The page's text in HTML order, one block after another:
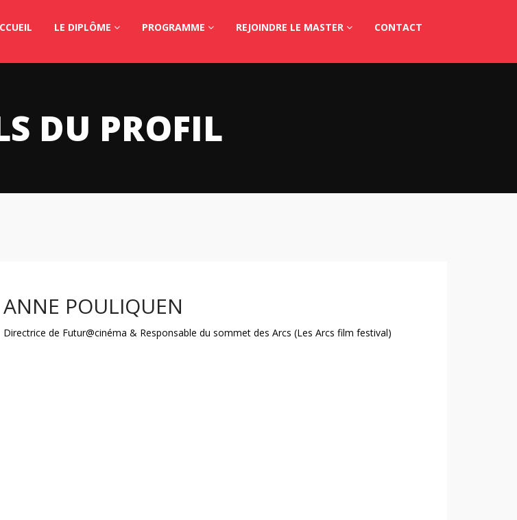
LE DIPLÔME PROGRAMME REJOINDRE LE MASTER CONTACT
DU PROFIL
ANNE POULIQUEN
Directrice de Futur@cinéma & Responsable du sommet des Arcs (Les Arcs film festival)